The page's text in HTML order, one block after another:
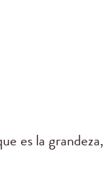
es la grandeza,